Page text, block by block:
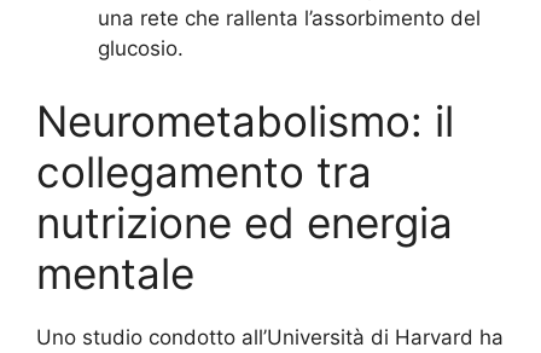
una rete che rallenta l’assorbimento del
glucosio.
Neurometabolismo: il
collegamento tra
nutrizione ed energia
mentale
Uno studio condotto all’Università di Harvard ha